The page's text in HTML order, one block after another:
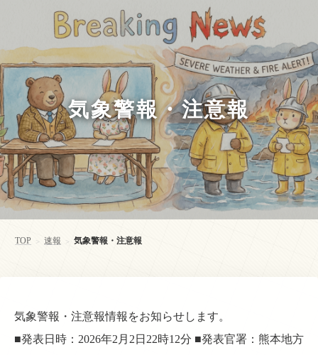
気象警報・注意報
TOP > 速報 > 気象警報・注意報
気象警報・注意報情報をお知らせします。
■発表日時：2026年2月2日22時12分 ■発表官署：熊本地方